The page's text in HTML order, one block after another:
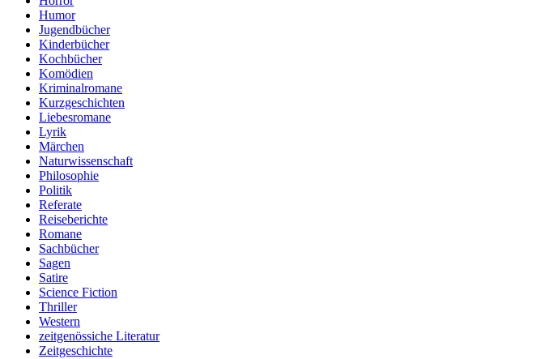
Humor
Jugendbücher
Kinderbücher
Kochbücher
Komödien
Kriminalromane
Kurzgeschichten
Liebesromane
Lyrik
Märchen
Naturwissenschaft
Philosophie
Politik
Referate
Reiseberichte
Romane
Sachbücher
Sagen
Satire
Science Fiction
Thriller
Western
zeitgenössiche Literatur
Zeitgeschichte